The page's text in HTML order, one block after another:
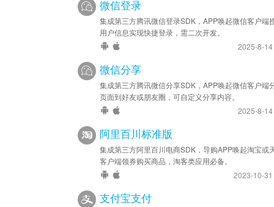
微信登录
集成第三方腾讯微信登录SDK，APP唤起微信客户端
用户信息实现快捷登录，需二次开发。
2025-8-
微信分享
集成第三方腾讯微信分享SDK，APP唤起微信客户端
页面到好友或朋友圈，可自定义分享内容。
2025-8-
阿里百川标准版
集成第三方阿里百川电商SDK，导购APP唤起淘宝或
客户端领券购买商品，淘客类应用必备。
2023-10-
支付宝支付